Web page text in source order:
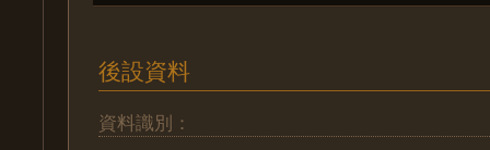
後設資料
資料識別：